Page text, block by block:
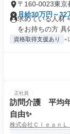
〒160-0023東京
月給30万円～32
求めている人材
をお持ちの方 具
資格取得支援あり
正社員
訪問介護 平均
自由✨
株式会社ＣｌｅａｎＬ